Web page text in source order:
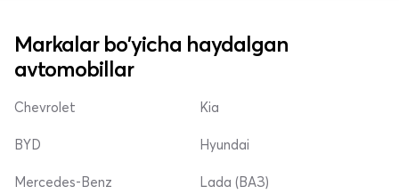
Markalar bo'yicha haydalgan
avtomobillar
Chevrolet
BYD
Mercedes-Benz
Kia
Hyundai
Lada (ВАЗ)